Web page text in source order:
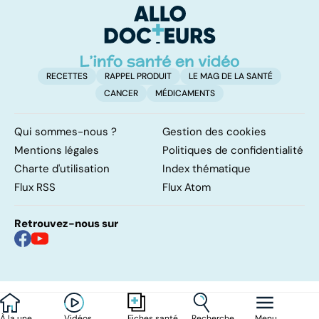
risque !
RECETTES RAPPEL PRODUIT
LE MAG DE LA SANTÉ
CANCER
MÉDICAMENTS
Qui sommes-nous ?
Gestion des cookies
Mentions légales
Politiques de confidentialité
Charte d'utilisation
Index thématique
Flux RSS
Flux Atom
Retrouvez-nous sur